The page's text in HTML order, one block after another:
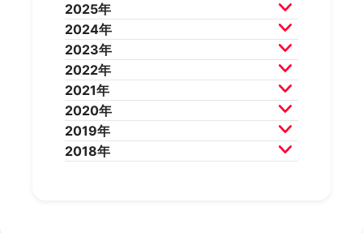
2026年7月 2026年6月
2026年5月 2026年4月
2026年3月 2026年2月
2025年
2025年12月2025年11月
2025年10月2025年9月
2025年8月 2025年7月
2025年6月
2025年4月
2025年2月
2024年
2024年12月2024年11月
2024年10月2024年9月
2024年8月 2024年7月
2024年6月
2024年4月
2024年2月
2023年
2023年12月2023年11月
2023年10月2023年9月
2023年8月 2023年7月
2023年6月
2023年4月
2022年
2022年12月2022年11月
2022年10月2022年9月
2022年8月 2022年7月
2022年6月
2021年
2021年12月2021年11月
2021年10月2021年9月
2021年8月 2021年7月
2020年
2020年12月2020年11月
2020年10月2020年9月
2019年
2019年12月2019年11月
2018年